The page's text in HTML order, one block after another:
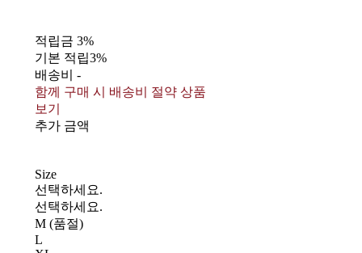
적립금 3%
기본 적립3%
배송비 -
함께 구매 시 배송비 절약 상품
보기
추가 금액
Size
선택하세요.
선택하세요.
M (품절)
L